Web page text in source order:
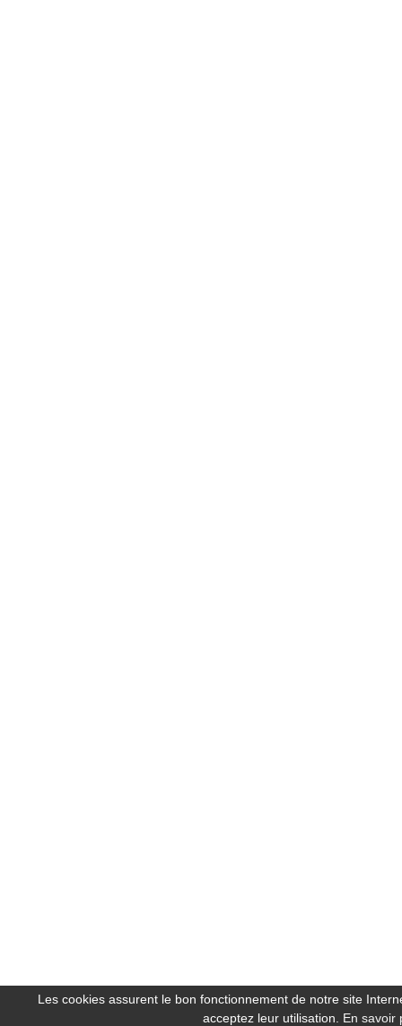
Les cookies assurent le bon fonctionnement de notre site
acceptez leur utilisation. En savoir